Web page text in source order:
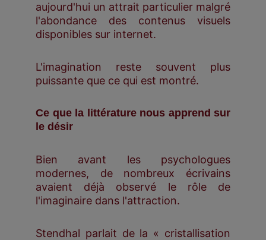
aujourd'hui un attrait particulier malgré
l'abondance des contenus visuels
disponibles sur internet.
L'imagination reste souvent plus
puissante que ce qui est montré.
Ce que la littérature nous apprend sur
le désir
Bien avant les psychologues
modernes, de nombreux écrivains
avaient déjà observé le rôle de
l'imaginaire dans l'attraction.
Stendhal parlait de la « cristallisation